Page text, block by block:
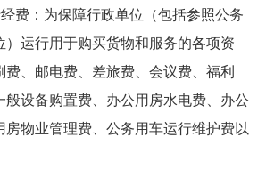
费：为保障行政单位（包括参照公务
）运行用于购买货物和服务的各项资
、邮电费、差旅费、会议费、福利
般设备购置费、办公用房水电费、办公
房物业管理费、公务用车运行维护费以